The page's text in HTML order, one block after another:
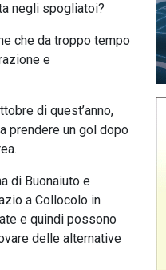
negli spogliatoi?
che da troppo tempo
e
di quest’anno,
prendere un gol dopo
di Buonaiuto e
a Collocolo in
e quindi possono
delle alternative